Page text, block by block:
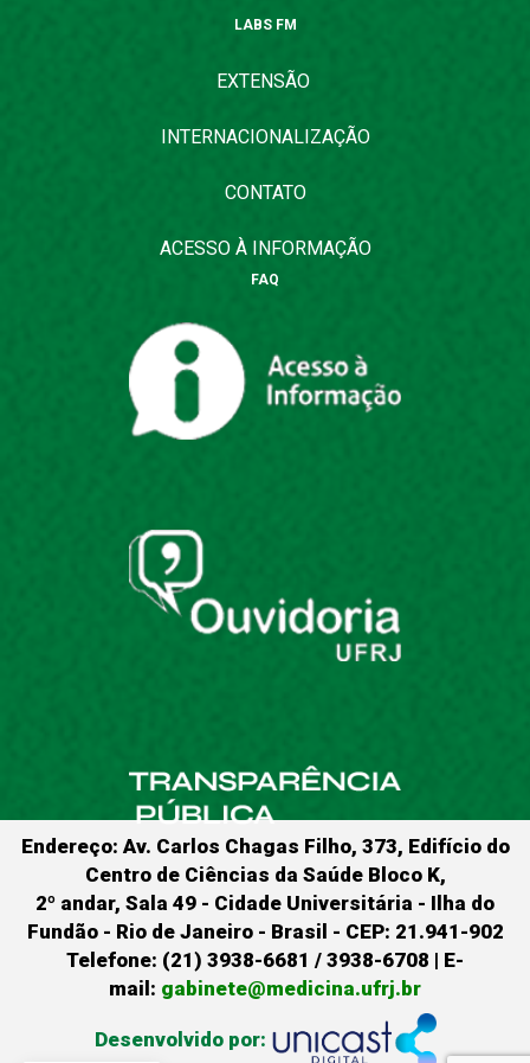
LABS FM
EXTENSÃO
INTERNACIONALIZAÇÃO
CONTATO
ACESSO À INFORMAÇÃO
FAQ
Endereço: Av. Carlos Chagas Filho, 373, Edifício do
Centro de Ciências da Saúde Bloco K,
2º andar, Sala 49 - Cidade Universitária - Ilha do
Fundão - Rio de Janeiro - Brasil - CEP: 21.941-902
Telefone: (21) 3938-6681 / 3938-6708 | E-
mail: gabinete@medicina.ufrj.br
Desenvolvido por: